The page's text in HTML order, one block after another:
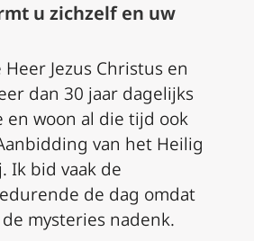
u zichzelf en uw
Jezus Christus en
dan 30 jaar dagelijks
en woon al die tijd ook
van het Heilig
Ik bid vaak de
de dag omdat
mysteries nadenk.